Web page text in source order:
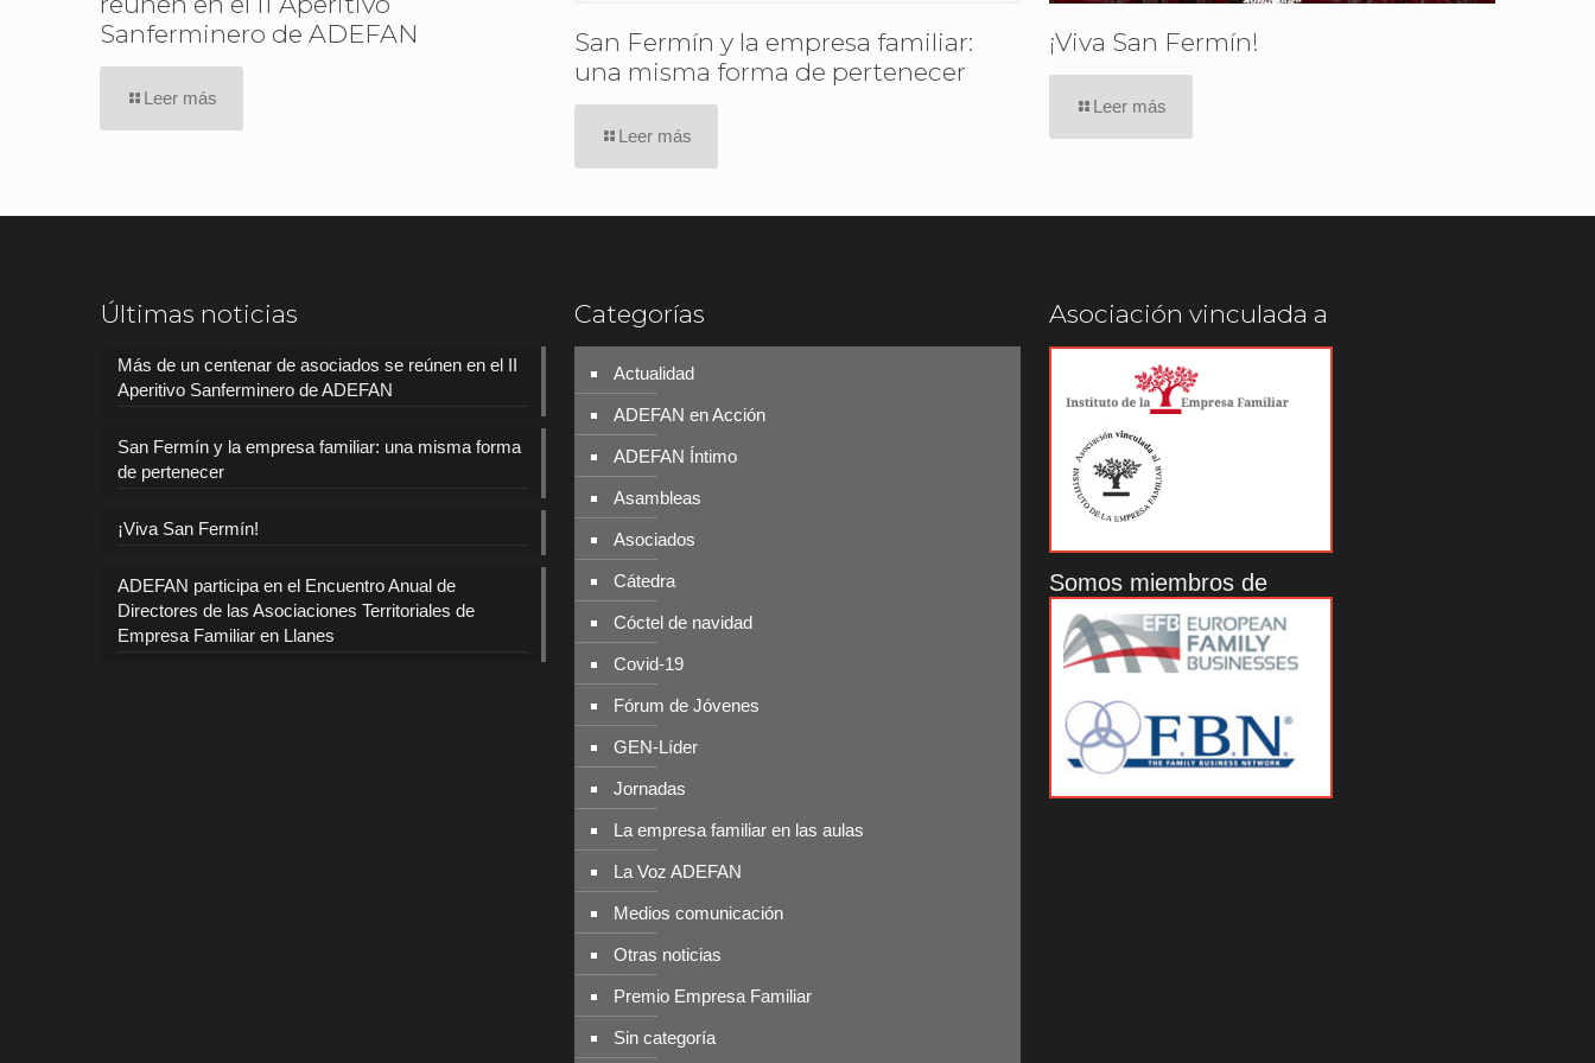
Sanferminero de ADEFAN
Leer más
San Fermín y la empresa familiar:
una misma forma de pertenecer
Leer más
¡Viva San Fermín!
Leer más
Últimas noticias
Más de un centenar de asociados se reúnen en el II
Aperitivo Sanferminero de ADEFAN
San Fermín y la empresa familiar: una misma forma
de pertenecer
¡Viva San Fermín!
ADEFAN participa en el Encuentro Anual de
Directores de las Asociaciones Territoriales de
Empresa Familiar en Llanes
Categorías
Actualidad
ADEFAN en Acción
ADEFAN Íntimo
Asambleas
Asociados
Cátedra
Cóctel de navidad
Covid-19
Fórum de Jóvenes
GEN-Líder
Jornadas
La empresa familiar en las aulas
La Voz ADEFAN
Medios comunicación
Otras noticias
Premio Empresa Familiar
Sin categoría
Asociación vinculada a
Somos miembros de